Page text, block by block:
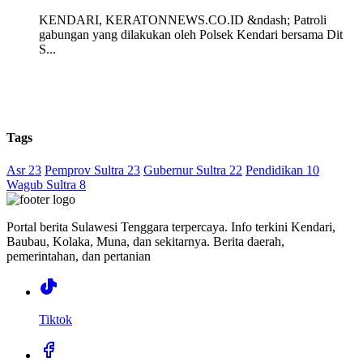
KENDARI, KERATONNEWS.CO.ID &ndash; Patroli
gabungan yang dilakukan oleh Polsek Kendari bersama Dit
S...
Tags
Asr 23 Pemprov Sultra 23 Gubernur Sultra 22 Pendidikan 10
Wagub Sultra 8
Portal berita Sulawesi Tenggara terpercaya. Info terkini Kendari,
Baubau, Kolaka, Muna, dan sekitarnya. Berita daerah,
pemerintahan, dan pertanian
Tiktok